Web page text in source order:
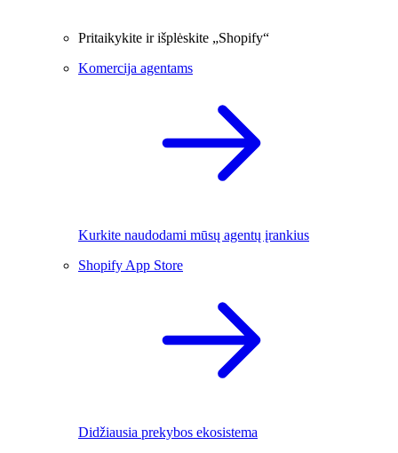
Pritaikykite ir išplėskite „Shopify“
Komercija agentams
Kurkite naudodami mūsų agentų įrankius
Shopify App Store
Didžiausia prekybos ekosistema